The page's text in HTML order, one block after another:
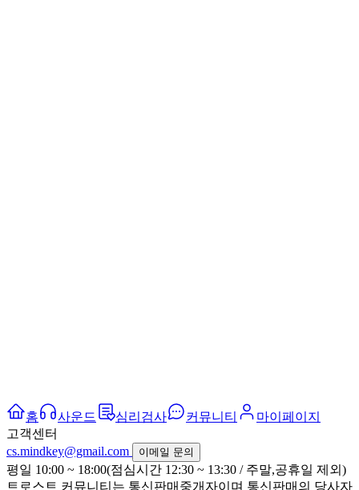
홈 사운드 심리검사 커뮤니티
마이페이지
고객센터
cs.mindkey@gmail.com
이메일 문의
평일 10:00 ~ 18:00(점심시간 12:30 ~ 13:30 / 주말,공휴일 제외)
트로스트 커뮤니티는 통신판매중개자이며 통신판매의 당사자